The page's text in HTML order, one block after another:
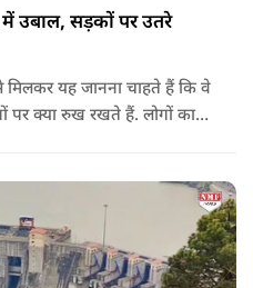
में उबाल, सड़कों पर उतरे
यह जानना चाहते हैं कि वे
पर क्या रुख रखते हैं. लोगों का